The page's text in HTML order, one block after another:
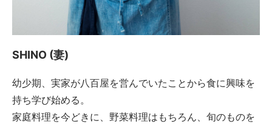
SHINO (妻)
幼少期、実家が八百屋を営んでいたことから食に興味を
持ち学び始める。
家庭料理を今どきに、野菜料理はもちろん、旬のものを